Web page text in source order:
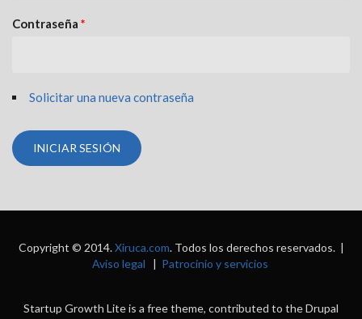
Contraseña *
Solicitar una nueva contraseña
Copyright © 2014.Xiruca.com. Todos los derechos reservados. |
Aviso legal | Patrocinio y servicios
Startup Growth Lite is a free theme, contributed to the Drupal